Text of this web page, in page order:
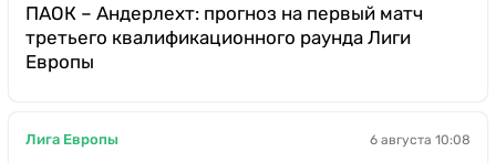
ПАОК – Андерлехт: прогноз на первый матч
третьего квалификационного раунда Лиги
Европы
Лига Европы 6 августа 10:08